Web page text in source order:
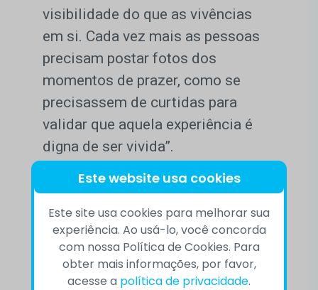
visibilidade do que as vivências
em si. Cada vez mais as pessoas
precisam postar fotos dos
momentos de prazer, como se
precisassem de curtidas para
validar que aquela experiência é
digna de ser vivida”.
E a escuta, quando ocorre, muitas
vezes vem sem muito esforço, sem
conexão, de forma não empática.
“A empatia é uma escolha e, para
se conectar à outra pessoa, às
Este website usa cookies
Este site usa cookies para melhorar sua
experiência. Ao usá-lo, você concorda
com nossa Política de Cookies. Para
obter mais informações, por favor,
acesse a política de privacidade.